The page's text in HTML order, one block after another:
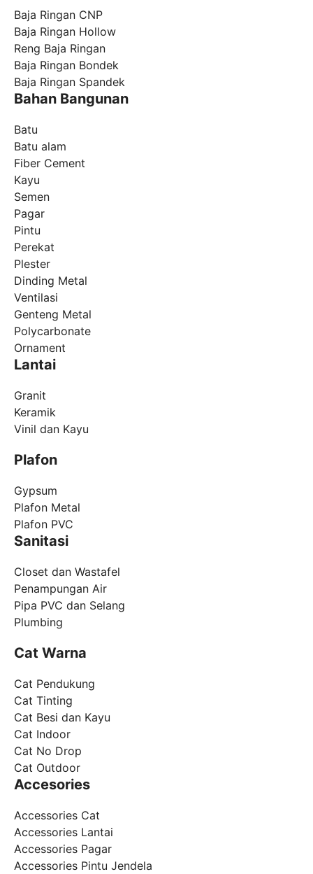
Baja Ringan CNP
Baja Ringan Hollow
Reng Baja Ringan
Baja Ringan Bondek
Baja Ringan Spandek
Bahan Bangunan
Batu
Batu alam
Fiber Cement
Kayu
Semen
Pagar
Pintu
Perekat
Plester
Dinding Metal
Ventilasi
Genteng Metal
Polycarbonate
Ornament
Lantai
Granit
Keramik
Vinil dan Kayu
Plafon
Gypsum
Plafon Metal
Plafon PVC
Sanitasi
Closet dan Wastafel
Penampungan Air
Pipa PVC dan Selang
Plumbing
Cat Warna
Cat Pendukung
Cat Tinting
Cat Besi dan Kayu
Cat Indoor
Cat No Drop
Cat Outdoor
Accesories
Accessories Cat
Accessories Lantai
Accessories Pagar
Accessories Pintu Jendela